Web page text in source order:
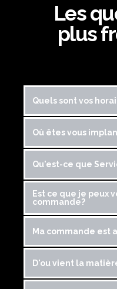
Les
plus
Quels sont vos
Où êtes vous
Qu'est-ce que
Est ce que je peux
commande?
Ma commande est
D'ou vient la